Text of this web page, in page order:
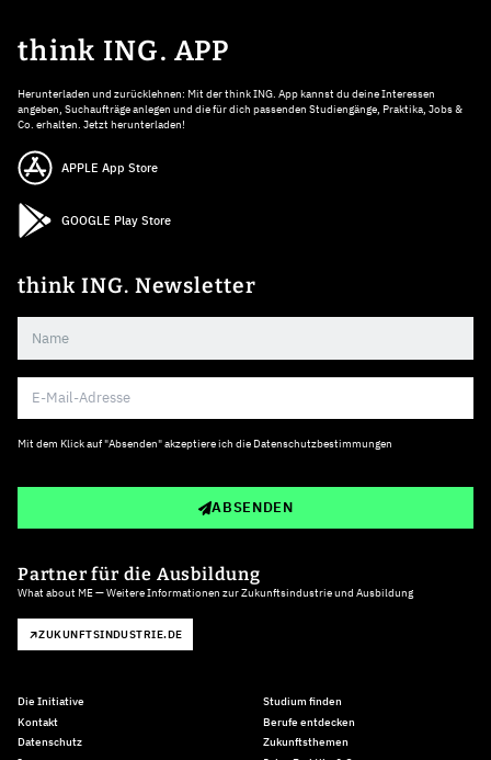
think ING. APP
Herunterladen und zurücklehnen: Mit der think ING. App kannst du deine Interessen
angeben, Suchaufträge anlegen und die für dich passenden Studiengänge, Praktika, Jobs &
Co. erhalten. Jetzt herunterladen!
APPLE App Store
GOOGLE Play Store
think ING. Newsletter
Mit dem Klick auf "Absenden" akzeptiere ich die Datenschutzbestimmungen
ABSENDEN
Partner für die Ausbildung
What about ME — Weitere Informationen zur Zukunftsindustrie und Ausbildung
ZUKUNFTSINDUSTRIE.DE
Die Initiative
Kontakt
Datenschutz
Studium finden
Berufe entdecken
Zukunftsthemen